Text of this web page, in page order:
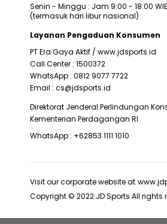
Senin - Minggu : Jam 9:00 - 18:00
(termasuk hari libur nasional)
Layanan Pengaduan Konsumen
PT Era Gaya Aktif / www.jdsports.id
Call Center : 1500372
WhatsApp : 0812 9077 7722
Email : cs@jdsports.id
Direktorat Jenderal Perlindungan
Kementerian Perdagangan RI
WhatsApp : +62853 1111 1010
Visit our corporate website at
Copyright © 2022 JD Sports All rights